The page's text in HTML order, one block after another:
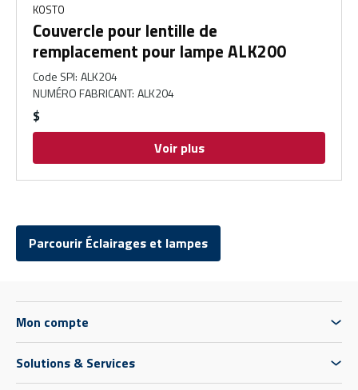
KOSTO
Couvercle pour lentille de
remplacement pour lampe ALK200
Code SPI: ALK204
NUMÉRO FABRICANT: ALK204
$
Voir plus
Parcourir Éclairages et lampes
Mon compte
Solutions & Services